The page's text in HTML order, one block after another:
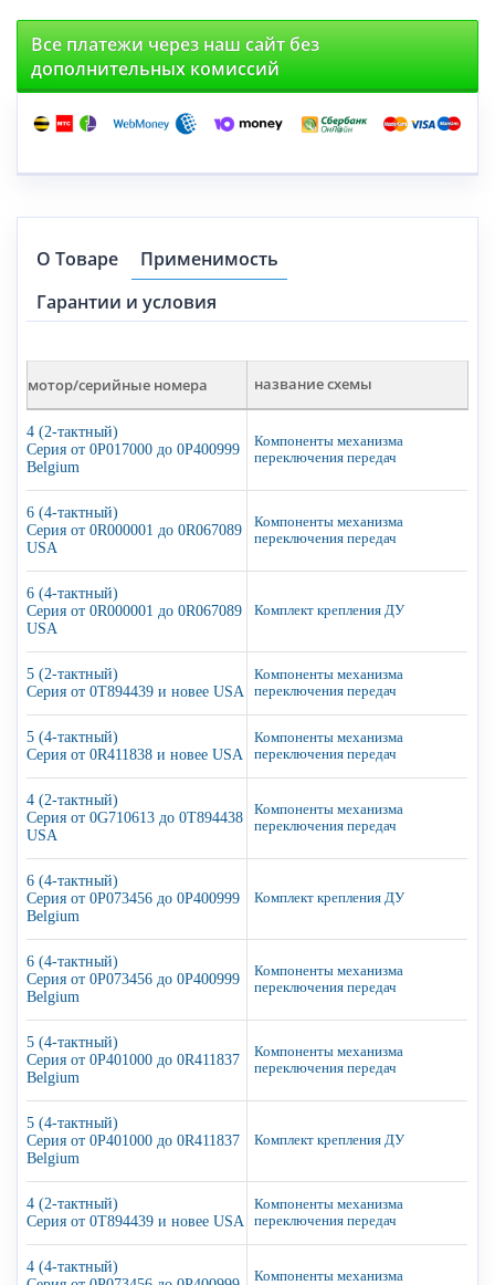
Все платежи через наш сайт без
дополнительных комиссий
О Товаре
Применимость
Гарантии и условия
мотор/серийные номера название схемы
4 (2-тактный)
Серия от 0P017000 до 0P400999
Belgium
Компоненты механизма
переключения передач
6 (4-тактный)
Серия от 0R000001 до 0R067089
USA
Компоненты механизма
переключения передач
6 (4-тактный)
Серия от 0R000001 до 0R067089
USA
Комплект крепления ДУ
5 (2-тактный)
Серия от 0T894439 и новее USA
Компоненты механизма
переключения передач
5 (4-тактный)
Серия от 0R411838 и новее USA
Компоненты механизма
переключения передач
4 (2-тактный)
Серия от 0G710613 до 0T894438
USA
Компоненты механизма
переключения передач
6 (4-тактный)
Серия от 0P073456 до 0P400999
Belgium
Комплект крепления ДУ
6 (4-тактный)
Серия от 0P073456 до 0P400999
Belgium
Компоненты механизма
переключения передач
5 (4-тактный)
Серия от 0P401000 до 0R411837
Belgium
Компоненты механизма
переключения передач
5 (4-тактный)
Серия от 0P401000 до 0R411837
Belgium
Комплект крепления ДУ
4 (2-тактный)
Серия от 0T894439 и новее USA
Компоненты механизма
переключения передач
4 (4-тактный)
Компоненты механизма